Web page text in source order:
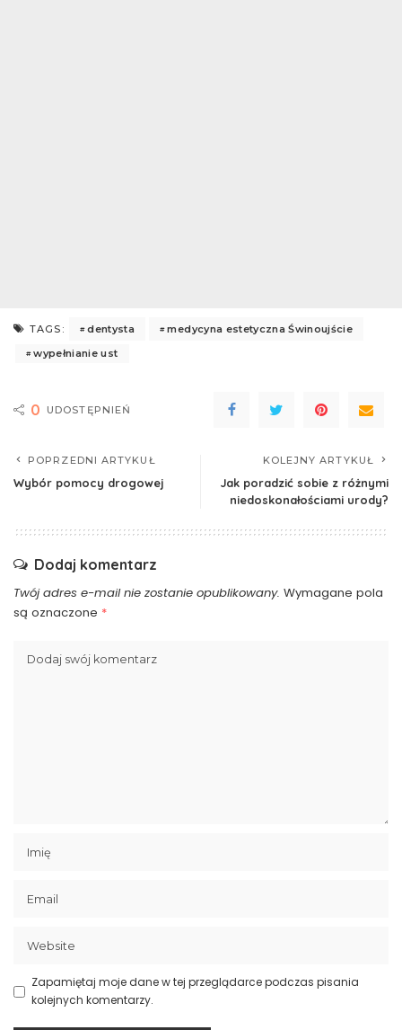
TAGS: dentysta
medycyna estetyczna Świnoujście
wypełnianie ust
0 UDOSTĘPNIEŃ
POPRZEDNI ARTYKUŁ
Wybór pomocy drogowej
KOLEJNY ARTYKUŁ
Jak poradzić sobie z różnymi
niedoskonałościami urody?
Dodaj komentarz
Twój adres e-mail nie zostanie opublikowany. Wymagane pola
są oznaczone *
Zapamiętaj moje dane w tej przeglądarce podczas pisania
kolejnych komentarzy.